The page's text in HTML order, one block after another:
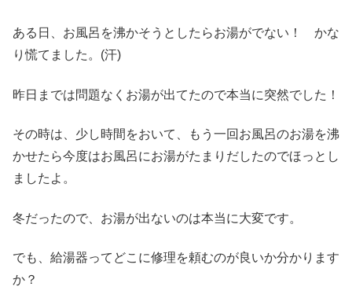
ある日、お風呂を沸かそうとしたらお湯がでない！ かな
り慌てました。(汗)
昨日までは問題なくお湯が出てたので本当に突然でした！
その時は、少し時間をおいて、もう一回お風呂のお湯を沸
かせたら今度はお風呂にお湯がたまりだしたのでほっとし
ましたよ。
冬だったので、お湯が出ないのは本当に大変です。
でも、給湯器ってどこに修理を頼むのが良いか分かります
か？